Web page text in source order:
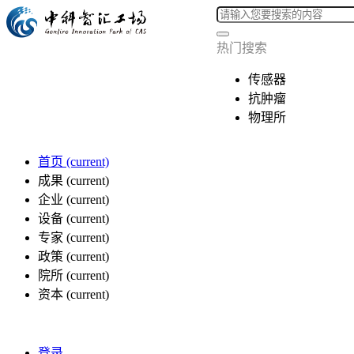
热门搜索
传感器
抗肿瘤
物理所
首页 (current)
成果 (current)
企业 (current)
设备 (current)
专家 (current)
政策 (current)
院所 (current)
资本 (current)